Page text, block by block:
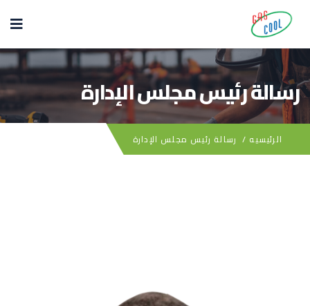
رسالة رئيس مجلس الإدارة
الرئيسيه / رسالة رئيس مجلس الإدارة